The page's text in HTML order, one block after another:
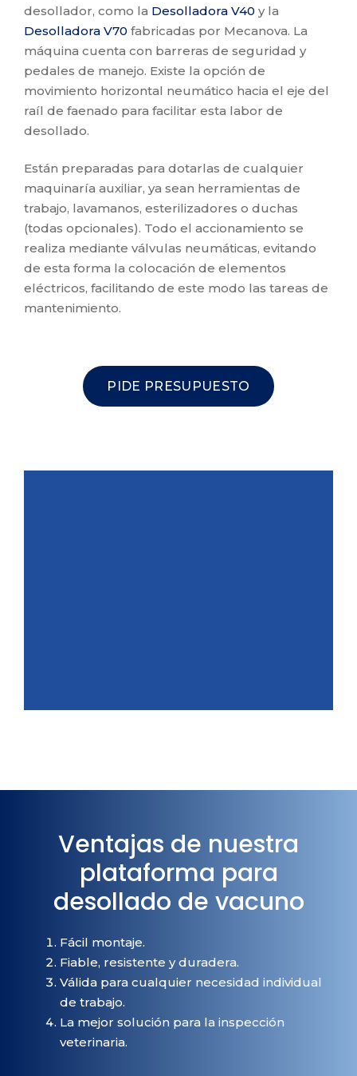
desollador, como la Desolladora V40 y la
Desolladora V70 fabricadas por Mecanova. La
máquina cuenta con barreras de seguridad y
pedales de manejo. Existe la opción de
movimiento horizontal neumático hacia el eje del
raíl de faenado para facilitar esta labor de
desollado.
Están preparadas para dotarlas de cualquier
maquinaría auxiliar, ya sean herramientas de
trabajo, lavamanos, esterilizadores o duchas
(todas opcionales). Todo el accionamiento se
realiza mediante válvulas neumáticas, evitando
de esta forma la colocación de elementos
eléctricos, facilitando de este modo las tareas de
mantenimiento.
PIDE PRESUPUESTO
Ventajas de nuestra
plataforma para
desollado de vacuno
Fácil montaje.
Fiable, resistente y duradera.
Válida para cualquier necesidad individual
de trabajo.
La mejor solución para la inspección
veterinaria.